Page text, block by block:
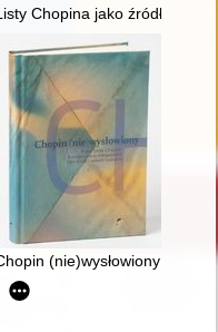
lat 1918-2018
Chopina jako źródło
Chopina
(nie)wysłowiony :